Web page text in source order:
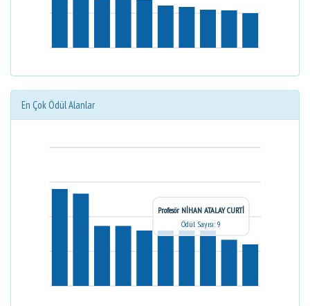
En Çok Ödül Alanlar
Profesör NİHAN ATALAY CURTİ
Ödül Sayısı: 9